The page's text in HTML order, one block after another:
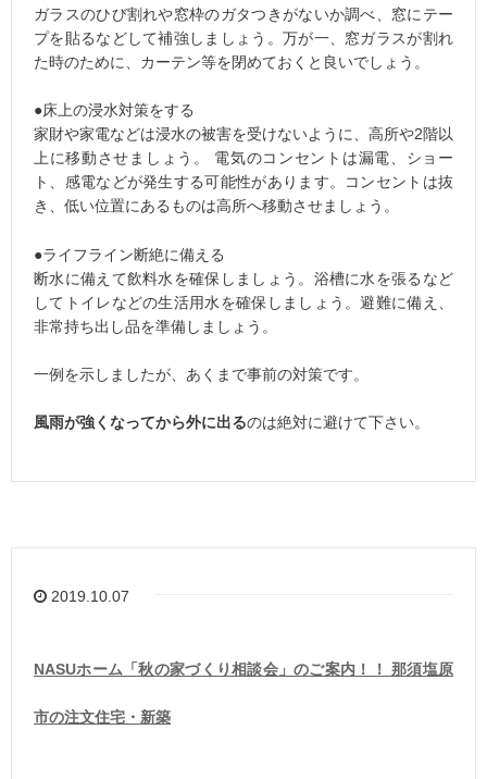
ガラスのひび割れや窓枠のガタつきがないか調べ、窓にテー
プを貼るなどして補強しましょう。万が一、窓ガラスが割れ
た時のために、カーテン等を閉めておくと良いでしょう。
●床上の浸水対策をする
家財や家電などは浸水の被害を受けないように、高所や2階以
上に移動させましょう。 電気のコンセントは漏電、ショー
ト、感電などが発生する可能性があります。コンセントは抜
き、低い位置にあるものは高所へ移動させましょう。
●ライフライン断絶に備える
断水に備えて飲料水を確保しましょう。浴槽に水を張るなど
してトイレなどの生活用水を確保しましょう。避難に備え、
非常持ち出し品を準備しましょう。
一例を示しましたが、あくまで事前の対策です。
風雨が強くなってから外に出るのは絶対に避けて下さい。
2019.10.07
NASUホーム「秋の家づくり相談会」のご案内！！ 那須塩原
市の注文住宅・新築